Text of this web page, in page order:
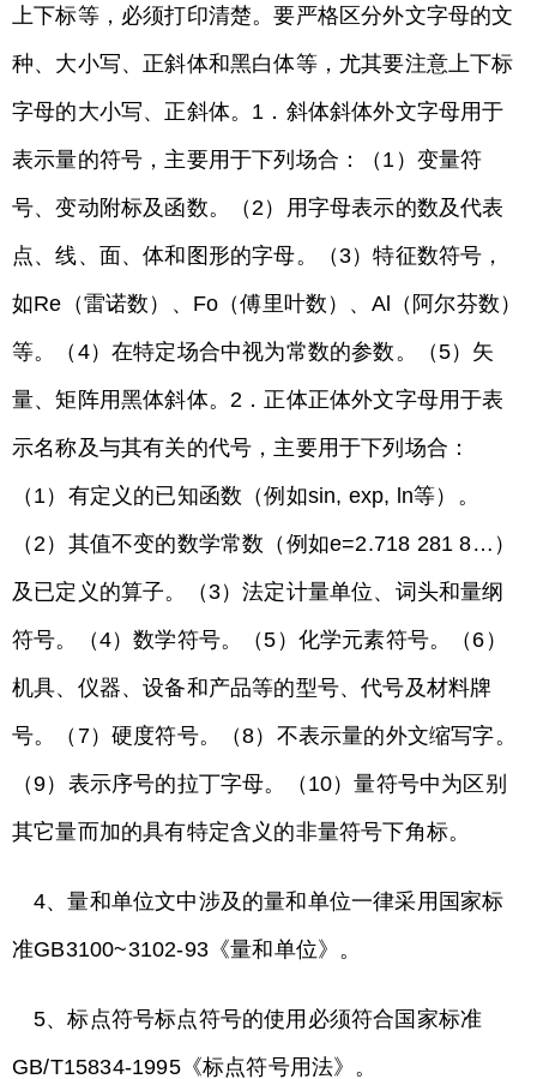
上下标等，必须打印清楚。要严格区分外文字母的文
种、大小写、正斜体和黑白体等，尤其要注意上下标
字母的大小写、正斜体。1．斜体斜体外文字母用于
表示量的符号，主要用于下列场合：（1）变量符
号、变动附标及函数。（2）用字母表示的数及代表
点、线、面、体和图形的字母。（3）特征数符号，
如Re（雷诺数）、Fo（傅里叶数）、Al（阿尔芬数）
等。（4）在特定场合中视为常数的参数。（5）矢
量、矩阵用黑体斜体。2．正体正体外文字母用于表
示名称及与其有关的代号，主要用于下列场合：
（1）有定义的已知函数（例如sin, exp, ln等）。
（2）其值不变的数学常数（例如e=2.718 281 8…）
及已定义的算子。（3）法定计量单位、词头和量纲
符号。（4）数学符号。（5）化学元素符号。（6）
机具、仪器、设备和产品等的型号、代号及材料牌
号。（7）硬度符号。（8）不表示量的外文缩写字。
（9）表示序号的拉丁字母。（10）量符号中为区别
其它量而加的具有特定含义的非量符号下角标。
4、量和单位文中涉及的量和单位一律采用国家标
准GB3100~3102-93《量和单位》。
5、标点符号标点符号的使用必须符合国家标准
GB/T15834-1995《标点符号用法》。